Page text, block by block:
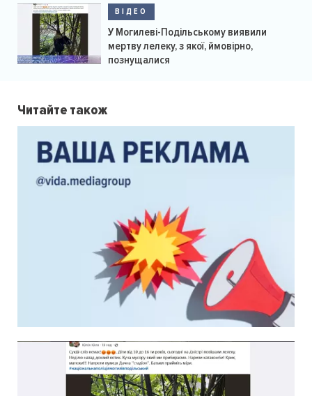
ВІДЕО
У Могилеві-Подільському виявили
мертву лелеку, з якої, ймовірно,
познущалися
Читайте також